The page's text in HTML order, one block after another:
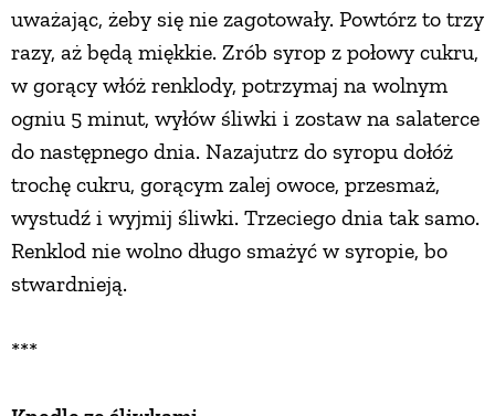
uważając, żeby się nie zagotowały. Powtórz to trzy
razy, aż będą miękkie. Zrób syrop z połowy cukru,
w gorący włóż renklody, potrzymaj na wolnym
ogniu 5 minut, wyłów śliwki i zostaw na salaterce
do następnego dnia. Nazajutrz do syropu dołóż
trochę cukru, gorącym zalej owoce, przesmaż,
wystudź i wyjmij śliwki. Trzeciego dnia tak samo.
Renklod nie wolno długo smażyć w syropie, bo
stwardnieją.
***